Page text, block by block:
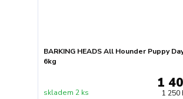
BARKING HEADS All Hounder Puppy
6kg
1
1 250
skladem 2 ks